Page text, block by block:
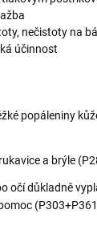
nečistoty na
účinnost
popáleniny
a brýle
očí důkladně